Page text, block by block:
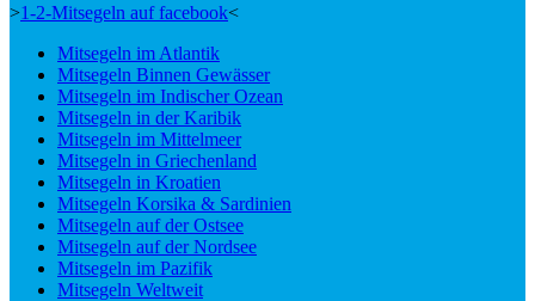
>1-2-Mitsegeln auf facebook<
Mitsegeln im Atlantik
Mitsegeln Binnen Gewässer
Mitsegeln im Indischer Ozean
Mitsegeln in der Karibik
Mitsegeln im Mittelmeer
Mitsegeln in Griechenland
Mitsegeln in Kroatien
Mitsegeln Korsika & Sardinien
Mitsegeln auf der Ostsee
Mitsegeln auf der Nordsee
Mitsegeln im Pazifik
Mitsegeln Weltweit